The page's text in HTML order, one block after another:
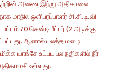
அணை இந்று அதிகாலை
ஒளிபரப்பாளர் சி.சி.டி.வி
70 சென்டிமீட்டர் (2 அடிக்கு
ஆனால் பலத்த மழை
யாங்சே உட்பட பல நதிகளில் நீர்
உள்ளது.